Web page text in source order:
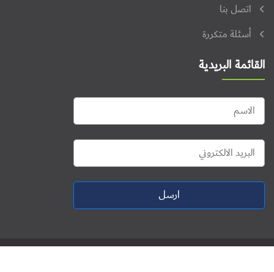
اتصل بنا
أسئلة متكررة
القائمة البريدية
ارسل